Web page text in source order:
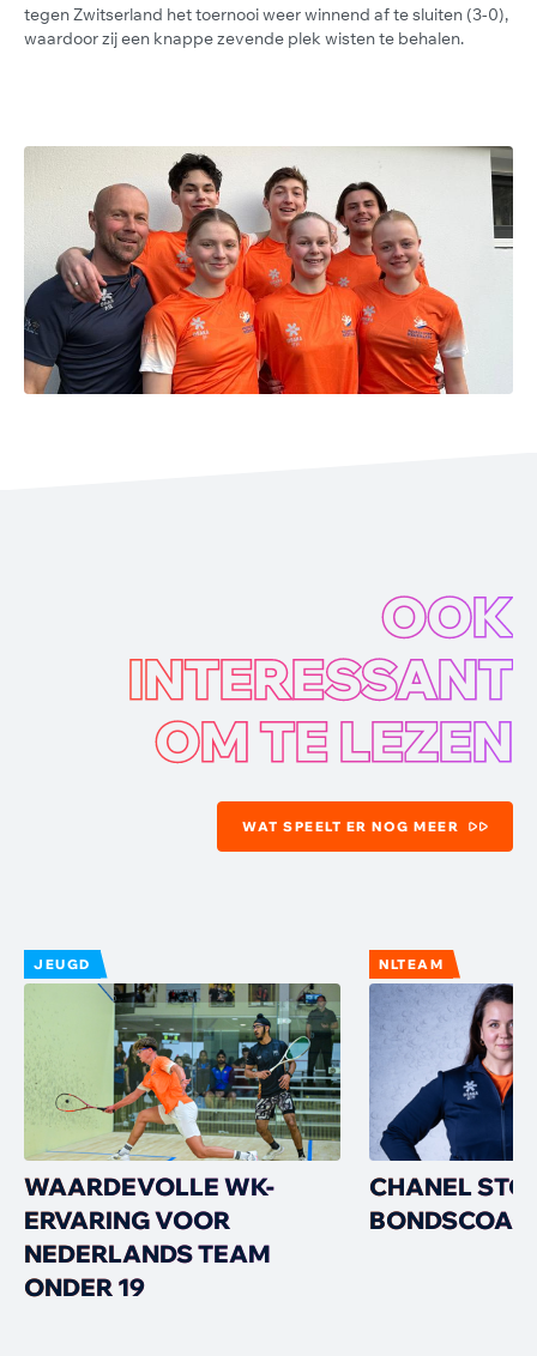
tegen Zwitserland het toernooi weer winnend af te sluiten (3-0),
waardoor zij een knappe zevende plek wisten te behalen.
OOK
INTERESSANT
OM TE LEZEN
WAT SPEELT ER NOG MEER
JEUGD
WAARDEVOLLE WK-
ERVARING VOOR
NEDERLANDS TEAM
ONDER 19
NLTEAM
CHANEL